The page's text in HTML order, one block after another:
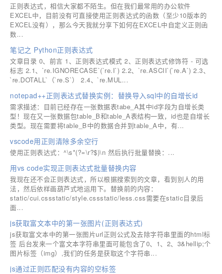
正则表达式，相信大家都不陌生。但在我们最常用的办公软件
EXCEL中，目前没有可直接使用正则表达式的函数（至少10版本的
EXCEL没有），那么今天我就分享下如何在EXCEL中自定义正则函
数...
笔记之 Python正则表达式
文章目录 0、前言 1、正则表达式模式 2、正则表达式修饰符 - 可选
标志 2.1、`re.IGNORECASE`(`re.I`) 2.2、`re.ASCII`(`re.A`) 2.3、
`re.DOTALL`（`re.S`） 2.4、`re.MUL...
notepad++正则表达式替换实例：替换导入sql中的自增长id
需求描述：目前已经存在一张数据表tabe_A其中id字段为自增长类
型！现在又一张数据包table_B和table_A表结构一致，id也是自增长
类型。现在需要将table_B中的数据合并到table_A中，有...
vscode用正则清除多余空行
使用正则表达式：^\s*(?=\r?$)\n ​​​​然后执行批量替换：...
用vs code实现正则表达式批量替换内容
我现在还不会正则表达式，所以根据搜索到的文章，看到别人的用
法，然后依样画葫芦式地运用下。替换前的内容：
static/cui.cssstatic/style.cssstatic/less.css需要在static目录后
面...
js获取富文本中的第一张图片(正则表达式)
js获取富文本中的第一张图片url正则公式及去除字符串里面的html标
签 后台发来一个富文本字符串里面可能包含了0、1、2、3&hellip;个
图片标签（img）,我们的任务是获取这个字符串...
js通过正则匹配没有内容的空标签